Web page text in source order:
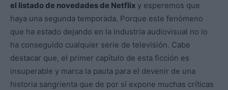
el listado de novedades de Netflix y esperemos que
haya una segunda temporada. Porque este fenómeno
que ha estado dejando en la industria audiovisual no lo
ha conseguido cualquier serie de televisión. Cabe
destacar que, el primer capítulo de esta ficción es
insuperable y marca la pauta para el devenir de una
historia sangrienta que de por sí expone muchas críticas